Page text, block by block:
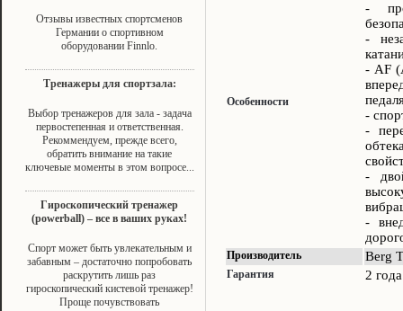
Отзывы известных спортсменов
Германии о спортивном
оборудовании Finnlo.
Тренажеры для спортзала:
Выбор тренажеров для зала - задача
первостепенная и ответственная.
Рекоммендуем, прежде всего,
обратить внимание на такие
ключевые моменты в этом вопросе...
Гироскопический тренажер
(powerball) – все в ваших руках!
Спорт может быть увлекательным и
забавным – достаточно попробовать
раскрутить лишь раз
гироскопический кистевой тренажер!
Проще почувствовать
Особенности
-
-
- АF
-
-
-
-
Производитель Berg
Гарантия 2 года